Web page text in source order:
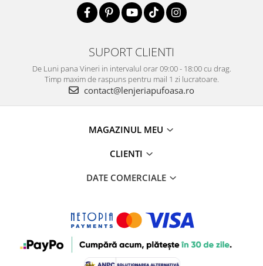
SUPORT CLIENTI
De Luni pana Vineri in intervalul orar 09:00 - 18:00 cu drag.
Timp maxim de raspuns pentru mail 1 zi lucratoare.
contact@lenjeriapufoasa.ro
MAGAZINUL MEU
CLIENTI
DATE COMERCIALE